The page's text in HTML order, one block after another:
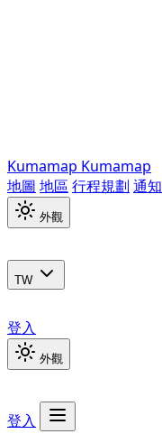
Kumamap Kumamap
地圖 地區 行程規劃 通知
外觀
TW
登入
外觀
登入